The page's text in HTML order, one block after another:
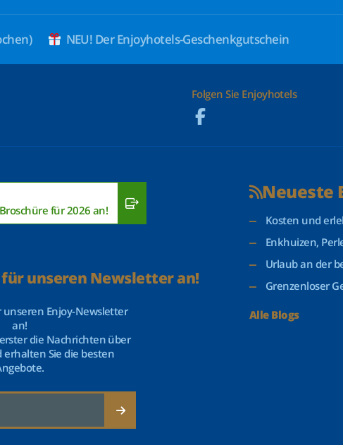
NEU! Der Enjoyhotels-Geschenkgutschein
Folgen Sie Enjoyhotels
für 2026 an!
für unseren Newsletter an!
unseren Enjoy-Newsletter
an!
die Nachrichten über
erhalten Sie die besten
Neueste
Kosten und
Enkhuizen,
Urlaub an der
Grenzenloser
Alle Blogs